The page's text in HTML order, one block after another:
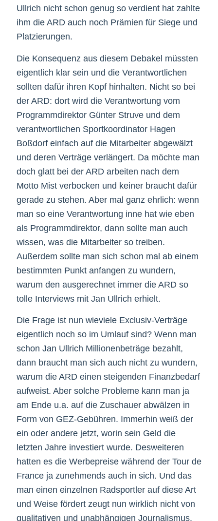
Ullrich nicht schon genug so verdient hat zahlte
ihm die ARD auch noch Prämien für Siege und
Platzierungen.
Die Konsequenz aus diesem Debakel müssten
eigentlich klar sein und die Verantwortlichen
sollten dafür ihren Kopf hinhalten. Nicht so bei
der ARD: dort wird die Verantwortung vom
Programmdirektor Günter Struve und dem
verantwortlichen Sportkoordinator Hagen
Boßdorf einfach auf die Mitarbeiter abgewälzt
und deren Verträge verlängert. Da möchte man
doch glatt bei der ARD arbeiten nach dem
Motto Mist verbocken und keiner braucht dafür
gerade zu stehen. Aber mal ganz ehrlich: wenn
man so eine Verantwortung inne hat wie eben
als Programmdirektor, dann sollte man auch
wissen, was die Mitarbeiter so treiben.
Außerdem sollte man sich schon mal ab einem
bestimmten Punkt anfangen zu wundern,
warum den ausgerechnet immer die ARD so
tolle Interviews mit Jan Ullrich erhielt.
Die Frage ist nun wieviele Exclusiv-Verträge
eigentlich noch so im Umlauf sind? Wenn man
schon Jan Ullrich Millionenbeträge bezahlt,
dann braucht man sich auch nicht zu wundern,
warum die ARD einen steigenden Finanzbedarf
aufweist. Aber solche Probleme kann man ja
am Ende u.a. auf die Zuschauer abwälzen in
Form von GEZ-Gebühren. Immerhin weiß der
ein oder andere jetzt, worin sein Geld die
letzten Jahre investiert wurde. Desweiteren
hatten es die Werbepreise während der Tour de
France ja zunehmends auch in sich. Und das
man einen einzelnen Radsportler auf diese Art
und Weise fördert zeugt nun wirklich nicht von
qualitativen und unabhängigen Journalismus.